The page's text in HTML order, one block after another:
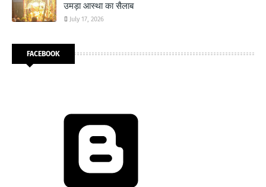
उमड़ा आस्था का सैलाब
July 17, 2026
FACEBOOK